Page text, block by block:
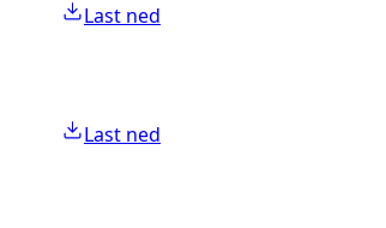
Last ned
Last ned